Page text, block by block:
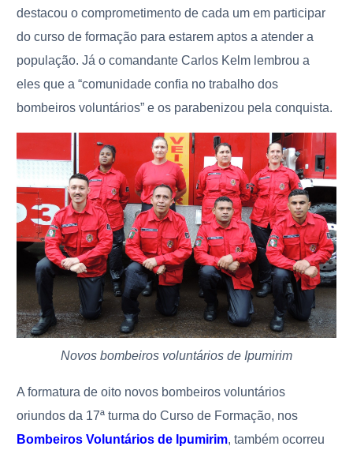
destacou o comprometimento de cada um em participar
do curso de formação para estarem aptos a atender a
população. Já o comandante Carlos Kelm lembrou a
eles que a “comunidade confia no trabalho dos
bombeiros voluntários” e os parabenizou pela conquista.
Novos bombeiros voluntários de Ipumirim
A formatura de oito novos bombeiros voluntários
oriundos da 17ª turma do Curso de Formação, nos
Bombeiros Voluntários de Ipumirim, também ocorreu